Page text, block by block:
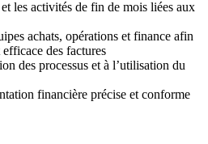
les activités de fin de mois liées aux
achats, opérations et finance afin
des factures
des processus et à l’utilisation du
financière précise et conforme